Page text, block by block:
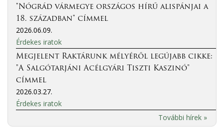
"Nógrád vármegye országos hírű alispánjai a
18. században" címmel
2026.06.09.
Érdekes iratok
Megjelent Raktárunk mélyéről legújabb cikke:
"A Salgótarjáni Acélgyári Tiszti Kaszinó"
címmel
2026.03.27.
Érdekes iratok
További hírek »